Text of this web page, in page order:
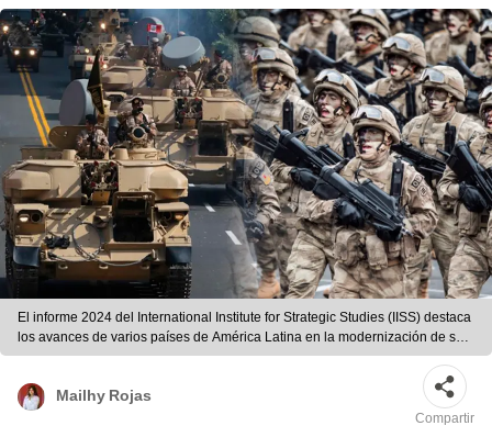
El informe 2024 del International Institute for Strategic Studies (IISS) destaca
los avances de varios países de América Latina en la modernización de sus
fuerzas armadas. Foto: composición LR
Mailhy Rojas
Compartir